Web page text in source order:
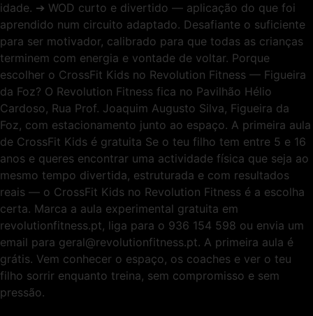
idade. ➔ WOD curto e divertido — aplicação do que foi
aprendido num circuito adaptado. Desafiante o suficiente
para ser motivador, calibrado para que todas as crianças
terminem com energia e vontade de voltar. Porque
escolher o CrossFit Kids no Revolution Fitness — Figueira
da Foz? O Revolution Fitness fica no Pavilhão Hélio
Cardoso, Rua Prof. Joaquim Augusto Silva, Figueira da
Foz, com estacionamento junto ao espaço. A primeira aula
de CrossFit Kids é gratuita Se o teu filho tem entre 5 e 16
anos e queres encontrar uma actividade física que seja ao
mesmo tempo divertida, estruturada e com resultados
reais — o CrossFit Kids no Revolution Fitness é a escolha
certa. Marca a aula experimental gratuita em
revolutionfitness.pt, liga para o 936 154 598 ou envia um
email para geral@revolutionfitness.pt. A primeira aula é
grátis. Vem conhecer o espaço, os coaches e ver o teu
filho sorrir enquanto treina, sem compromisso e sem
pressão.